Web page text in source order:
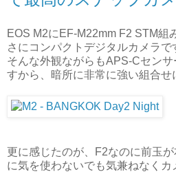
EOS M2にEF-M22mm F2 STM組
さにコンパクトデジタルカメラで
そんな外観ながらもAPS-Cセン
すから、暗所に非常に強い組合せ
更に感じたのが、F2なのに前玉
に気を使わないでも気兼ねなく